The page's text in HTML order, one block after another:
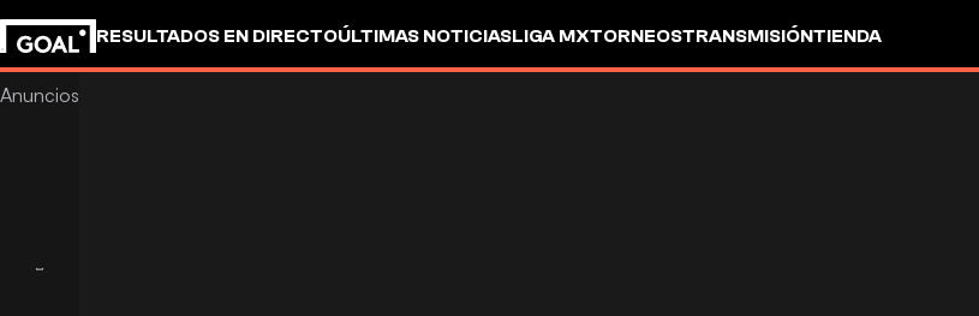
RESULTADOS EN DIRECTOÚLTIMAS NOTICIASLIGA MXTORNEOSTRANSMISIÓNTIENDA